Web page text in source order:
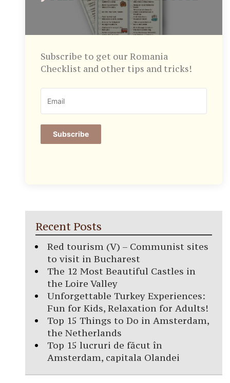
Subscribe to get our Romania
Checklist and other tips and tricks!
Subscribe
Recent Posts
Red tourism (V) – Communist sites
to visit in Bucharest
The 12 Most Beautiful Castles in
the Loire Valley
Unforgettable Turkey Experiences:
Fun for Kids, Relaxation for Adults!
Top 15 Things to Do in Amsterdam,
the Netherlands
Top 15 lucruri de făcut în
Amsterdam, capitala Olandei